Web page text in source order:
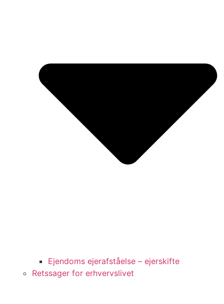
Ejendoms ejerafståelse – ejerskifte
Retssager for erhvervslivet